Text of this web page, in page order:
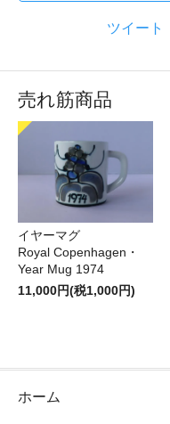
ツイート
売れ筋商品
イヤーマグ
Royal Copenhagen・
Year Mug 1974
11,000円(税1,000円)
ホーム